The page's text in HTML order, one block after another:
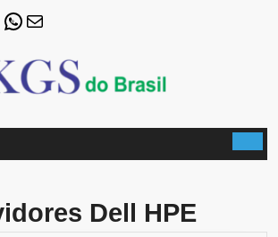
X WhatsApp
Dell HPE